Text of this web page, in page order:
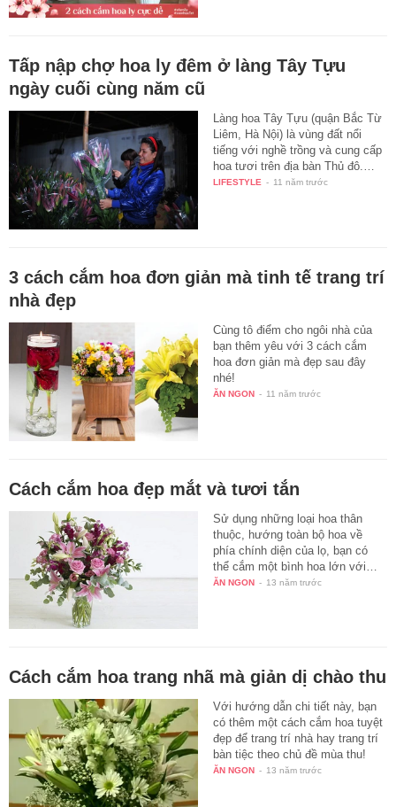
Tấp nập chợ hoa ly đêm ở làng Tây Tựu
ngày cuối cùng năm cũ
Làng hoa Tây Tựu (quận Bắc Từ
Liêm, Hà Nội) là vùng đất nổi
tiếng với nghề trồng và cung cấp
hoa tươi trên địa bàn Thủ đô.…
LIFESTYLE - 11 năm trước
3 cách cắm hoa đơn giản mà tinh tế trang trí
nhà đẹp
Cùng tô điểm cho ngôi nhà của
bạn thêm yêu với 3 cách cắm
hoa đơn giản mà đẹp sau đây
nhé!
ĂN NGON - 11 năm trước
Cách cắm hoa đẹp mắt và tươi tắn
Sử dụng những loại hoa thân
thuộc, hướng toàn bộ hoa về
phía chính diện của lọ, bạn có
thể cắm một bình hoa lớn với…
ĂN NGON - 13 năm trước
Cách cắm hoa trang nhã mà giản dị chào thu
Với hướng dẫn chi tiết này, bạn
có thêm một cách cắm hoa tuyệt
đẹp để trang trí nhà hay trang trí
bàn tiệc theo chủ đề mùa thu!
ĂN NGON - 13 năm trước